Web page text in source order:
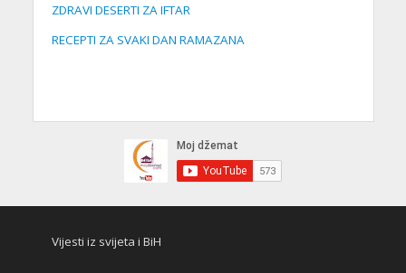
ZDRAVI DESERTI ZA IFTAR
RECEPTI ZA SVAKI DAN RAMAZANA
Vijesti iz svijeta i BiH